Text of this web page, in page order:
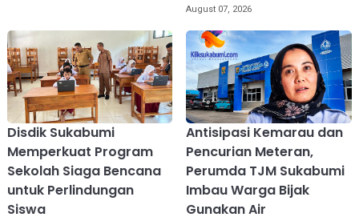
August 07, 2026
Disdik Sukabumi
Memperkuat Program
Sekolah Siaga Bencana
untuk Perlindungan
Siswa
Antisipasi Kemarau dan
Pencurian Meteran,
Perumda TJM Sukabumi
Imbau Warga Bijak
Gunakan Air